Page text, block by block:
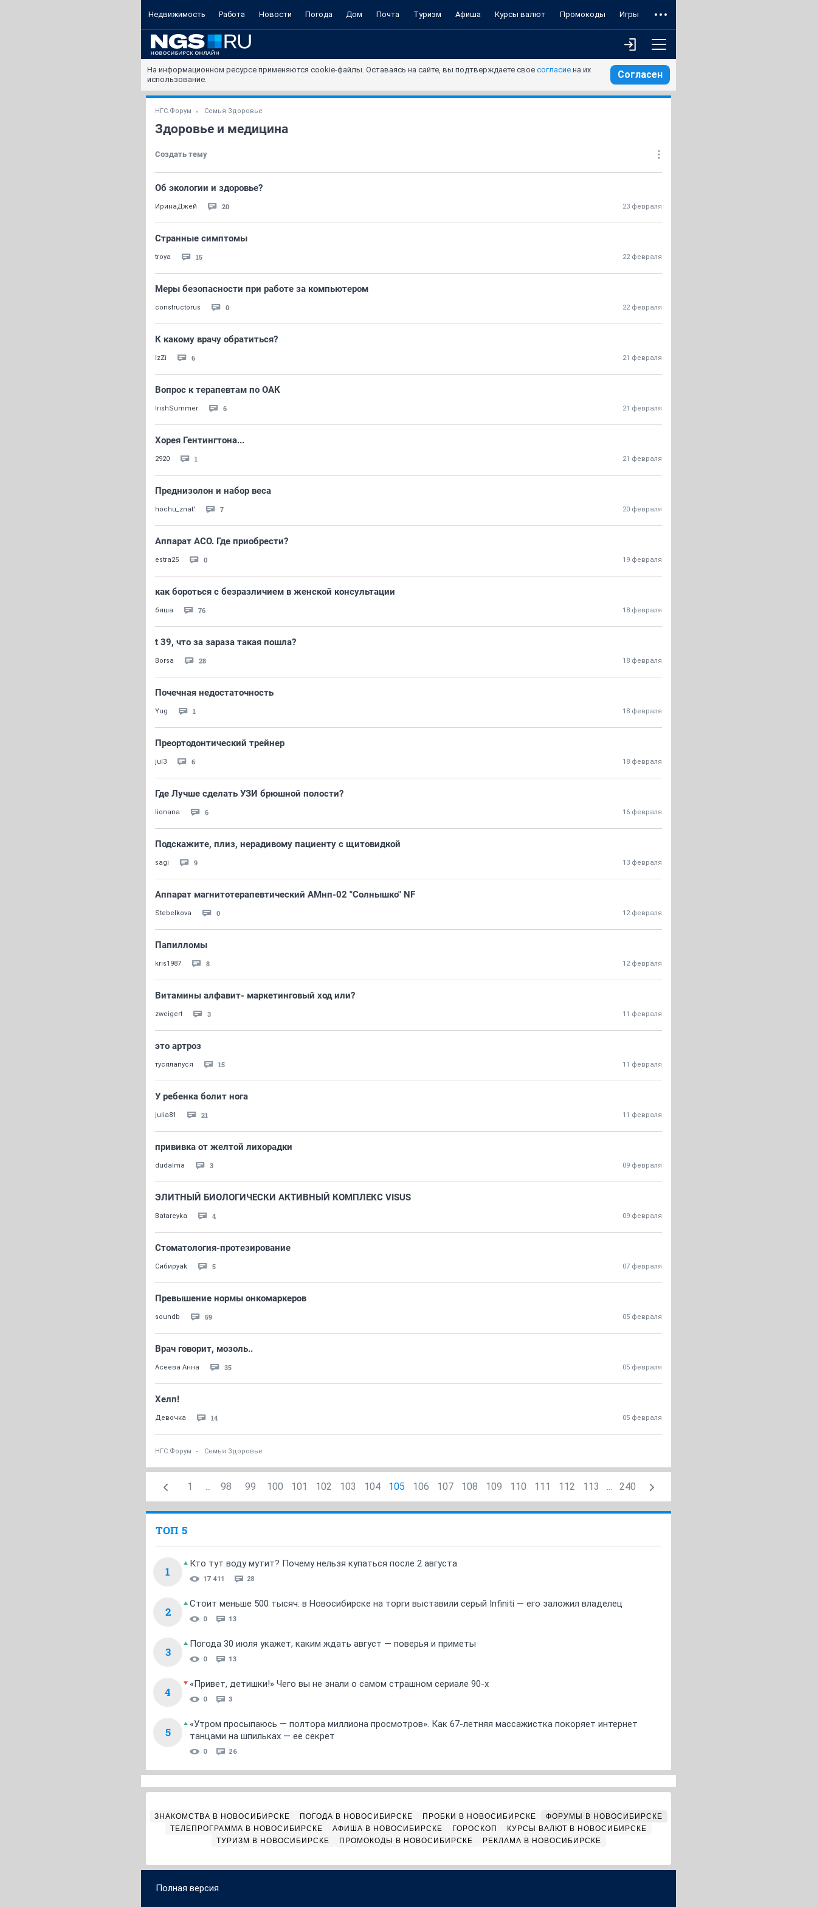
Недвижимость Работа Новости Погода Дом Почта Туризм Афиша Курсы валют Промокоды Игры
На информационном ресурсе применяются cookie-файлы. Оставаясь на сайте, вы подтверждаете свое согласие на их
использование.
Согласен
НГС.Форум Семья Здоровье
Здоровье и медицина
Создать тему
Об экологии и здоровье?
ИринаДжей 20 23 февраля
Странные симптомы
troya 15 22 февраля
Меры безопасности при работе за компьютером
constructorus 0 22 февраля
К какому врачу обратиться?
IzZi 6 21 февраля
Вопрос к терапевтам по ОАК
IrishSummer 6 21 февраля
Хорея Гентингтона...
2920 1 21 февраля
Преднизолон и набор веса
hochu_znat' 7 20 февраля
Аппарат АСО. Где приобрести?
estra25 0 19 февраля
как бороться с безразличием в женской консультации
бяша 76 18 февраля
t 39, что за зараза такая пошла?
Borsa 28 18 февраля
Почечная недостаточность
Yug 1 18 февраля
Преортодонтический трейнер
jul3 6 18 февраля
Где Лучше сделать УЗИ брюшной полости?
lionana 6 16 февраля
Подскажите, плиз, нерадивому пациенту с щитовидкой
sagi 9 13 февраля
Аппарат магнитотерапевтический АМнп-02 "Солнышко" NF
Stebelkova 0 12 февраля
Папилломы
kris1987 8 12 февраля
Витамины алфавит- маркетинговый ход или?
zweigert 3 11 февраля
это артроз
тусялапуся 15 11 февраля
У ребенка болит нога
julia81 21 11 февраля
прививка от желтой лихорадки
dudalma 3 09 февраля
ЭЛИТНЫЙ БИОЛОГИЧЕСКИ АКТИВНЫЙ КОМПЛЕКС VISUS
Batareyka 4 09 февраля
Стоматология-протезирование
Сибиpyak 5 07 февраля
Превышение нормы онкомаркеров
soundb 59 05 февраля
Врач говорит, мозоль..
Асеева Анна 35 05 февраля
Хелп!
Девочка 14 05 февраля
НГС.Форум Семья Здоровье
1 ... 98 99 100 101 102 103 104 105 106 107 108 109 110 111 112 113 ... 240
ТОП 5
1
Кто тут воду мутит? Почему нельзя купаться после 2 августа
17 411 28
2
Стоит меньше 500 тысяч: в Новосибирске на торги выставили серый Infiniti — его заложил владелец
0 13
3
Погода 30 июля укажет, каким ждать август — поверья и приметы
0 13
4
«Привет, детишки!» Чего вы не знали о самом страшном сериале 90-х
0 3
5
«Утром просыпаюсь — полтора миллиона просмотров». Как 67-летняя массажистка покоряет интернет
танцами на шпильках — ее секрет
0 26
ЗНАКОМСТВА В НОВОСИБИРСКЕ ПОГОДА В НОВОСИБИРСКЕ ПРОБКИ В НОВОСИБИРСКЕ
ФОРУМЫ В НОВОСИБИРСКЕ
ТЕЛЕПРОГРАММА В НОВОСИБИРСКЕ
АФИША В НОВОСИБИРСКЕ ГОРОСКОП
КУРСЫ ВАЛЮТ В НОВОСИБИРСКЕ
ТУРИЗМ В НОВОСИБИРСКЕ
ПРОМОКОДЫ В НОВОСИБИРСКЕ РЕКЛАМА В НОВОСИБИРСКЕ
Полная версия